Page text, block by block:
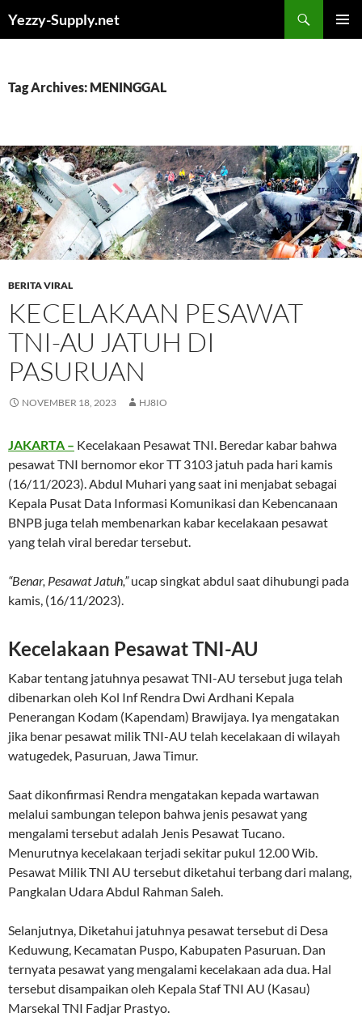
Yezzy-Supply.net
Tag Archives: MENINGGAL
BERITA VIRAL
KECELAKAAN PESAWAT
TNI-AU JATUH DI
PASURUAN
NOVEMBER 18, 2023 HJ8IO
JAKARTA – Kecelakaan Pesawat TNI. Beredar kabar bahwa
pesawat TNI bernomor ekor TT 3103 jatuh pada hari kamis
(16/11/2023). Abdul Muhari yang saat ini menjabat sebagai
Kepala Pusat Data Informasi Komunikasi dan Kebencanaan
BNPB juga telah membenarkan kabar kecelakaan pesawat
yang telah viral beredar tersebut.
“Benar, Pesawat Jatuh,”ucap singkat abdul saat dihubungi pada
kamis, (16/11/2023).
Kecelakaan Pesawat TNI-AU
Kabar tentang jatuhnya pesawat TNI-AU tersebut juga telah
dibenarkan oleh Kol Inf Rendra Dwi Ardhani Kepala
Penerangan Kodam (Kapendam) Brawijaya. Iya mengatakan
jika benar pesawat milik TNI-AU telah kecelakaan di wilayah
watugedek, Pasuruan, Jawa Timur.
Saat dikonfirmasi Rendra mengatakan kepada wartawan
melalui sambungan telepon bahwa jenis pesawat yang
mengalami tersebut adalah Jenis Pesawat Tucano.
Menurutnya kecelakaan terjadi sekitar pukul 12.00 Wib.
Pesawat Milik TNI AU tersebut diketahui terbang dari malang,
Pangkalan Udara Abdul Rahman Saleh.
Selanjutnya, Diketahui jatuhnya pesawat tersebut di Desa
Keduwung, Kecamatan Puspo, Kabupaten Pasuruan. Dan
ternyata pesawat yang mengalami kecelakaan ada dua. Hal
tersebut disampaikan oleh Kepala Staf TNI AU (Kasau)
Marsekal TNI Fadjar Prastyo.